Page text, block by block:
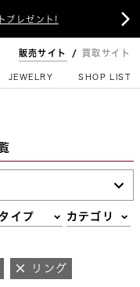
プレゼント! 
販売サイト 買取サイト
JEWELRY SHOP LIST
タイプ カテゴリ
リング